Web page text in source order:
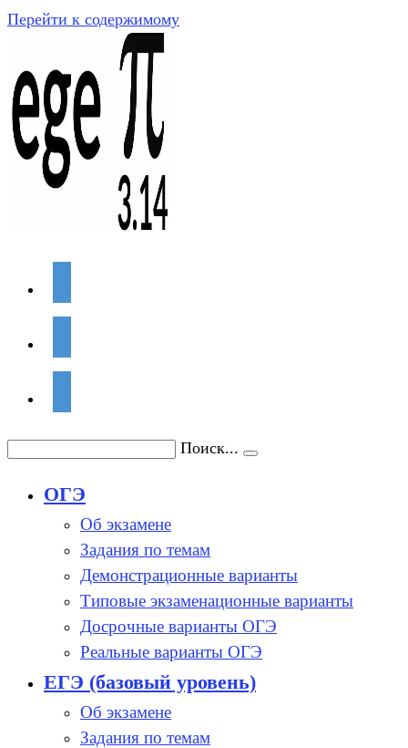
Перейти к содержимому
Поиск...
ОГЭ
Об экзамене
Задания по темам
Демонстрационные варианты
Типовые экзаменационные варианты
Досрочные варианты ОГЭ
Реальные варианты ОГЭ
ЕГЭ (базовый уровень)
Об экзамене
Задания по темам